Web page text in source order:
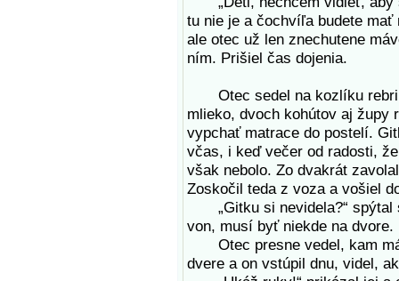
tu nie je a čochvíľa budete mať
ale otec už len znechutene
ním. Prišiel čas dojenia.
Otec sedel na kozlíku
mlieko, dvoch kohútov aj župy
vypchať matrace do postelí.
včas, i keď večer od radosti,
však nebolo. Zo dvakrát
Zoskočil teda z voza a vošiel
„Gitku si nevidela?“ spýtal
von, musí byť niekde na dvore.
Otec presne vedel, kam má
dvere a on vstúpil dnu, videl,